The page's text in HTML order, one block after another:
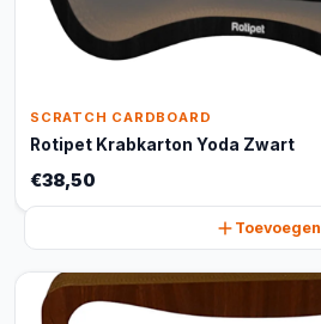
SCRATCH CARDBOARD
Rotipet Krabkarton Yoda Zwart
€38,50
Toevoegen